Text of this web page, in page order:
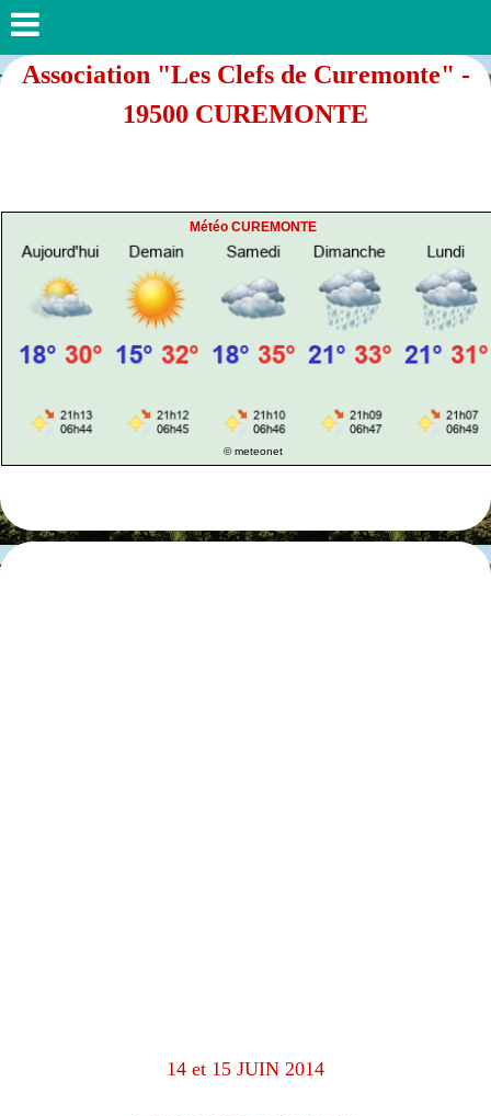
Association "Les Clefs de Curemonte" -
19500 CUREMONTE
Météo CUREMONTE
© meteonet
14 et 15 JUIN 2014